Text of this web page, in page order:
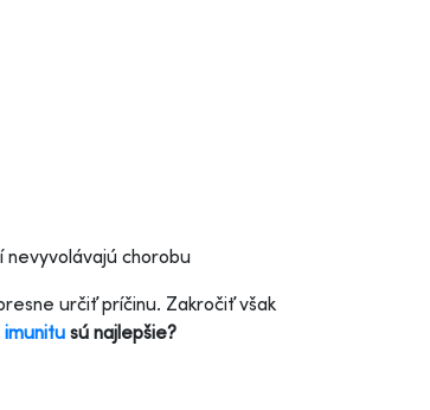
chorobu
určiť príčinu. Zakročiť však
imunitu sú najlepšie?